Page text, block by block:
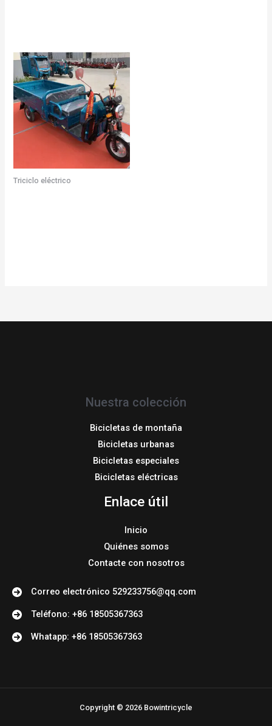
Triciclo eléctrico
Nuestra colección
Bicicletas de montaña
Bicicletas urbanas
Bicicletas especiales
Bicicletas eléctricas
Enlace útil
Inicio
Quiénes somos
Contacte con nosotros
Correo electrónico 529233756@qq.com
Teléfono: +86 18505367363
Whatapp: +86 18505367363
Copyright © 2026 Bowintricycle